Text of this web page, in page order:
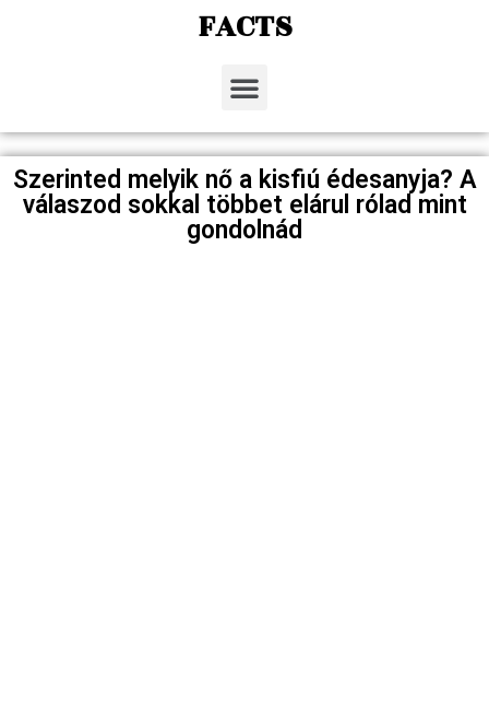
FACTS
Szerinted melyik nő a kisfiú édesanyja? A
válaszod sokkal többet elárul rólad mint
gondolnád